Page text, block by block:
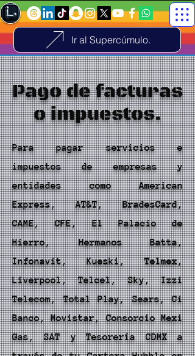
Ir al Supercúmulo.
Pago de facturas
o impuestos.
Para pagar servicios e
impuestos de empresas y
entidades como American
Express, AT&T, BradesCard,
CAME, CFE, El Palacio de
Hierro, Hermanos Batta,
Infonavit, Kueski, Telmex,
Liverpool, Telcel, Sky, Izzi
Telecom, Total Play, Sears, Ci
Banco, Movistar, Consorcio Mexi
Gas, SAT y Tesorería CDMX a